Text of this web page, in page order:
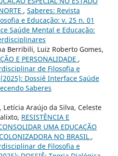
, Saberes: Revista
e Educação: v. 25 n. 01
Saúde Mental e Educação:
Berribili, Luiz Roberto Gomes,
E PERSONALIDADE ,
de Filosofia e
Dossiê Interface Saúde
Saberes
Letícia Araújo da Silva, Celeste
RESISTÊNCIA E
UMA EDUCAÇÃO
NO BRASIL ,
de Filosofia e